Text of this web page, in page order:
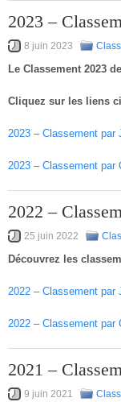
2023 –
8 juin 2023
Le Classement 2023
Cliquez sur les liens
2023 – Classement par
2023 – Classement par
2022 –
25 juin 2022
Découvrez les
2022 – Classement par
2022 – Classement par
2021 –
9 juin 2021